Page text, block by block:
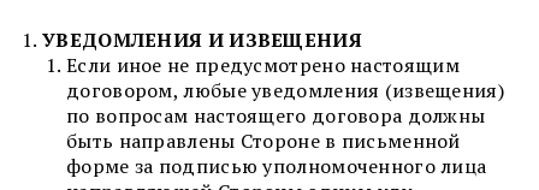
УВЕДОМЛЕНИЯ И ИЗВЕЩЕНИЯ
Если иное не предусмотрено настоящим
договором, любые уведомления (извещения)
по вопросам настоящего договора должны
быть направлены Стороне в письменной
форме за подписью уполномоченного лица